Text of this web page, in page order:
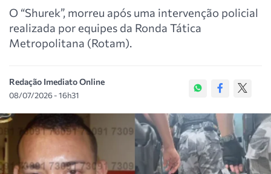
O “Shurek”, morreu após uma intervenção policial
realizada por equipes da Ronda Tática
Metropolitana (Rotam).
Redação Imediato Online
08/07/2026 - 16h31